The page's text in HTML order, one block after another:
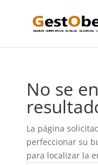
No se
La página
perfeccionar su
para localizar la